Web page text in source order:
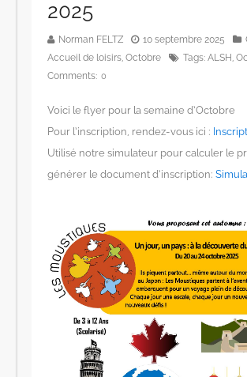
2025
Norman FELTZ 10 septembre 2025
Accueil de loisirs ,Octobre Tags:ALSH ,
Comments: 0
Voici le flyer pour la semaine d’Octobre
Pour l’inscription, rendez-vous ici :
Utilisé notre simulateur pour calculer le
générer le document d’inscription: